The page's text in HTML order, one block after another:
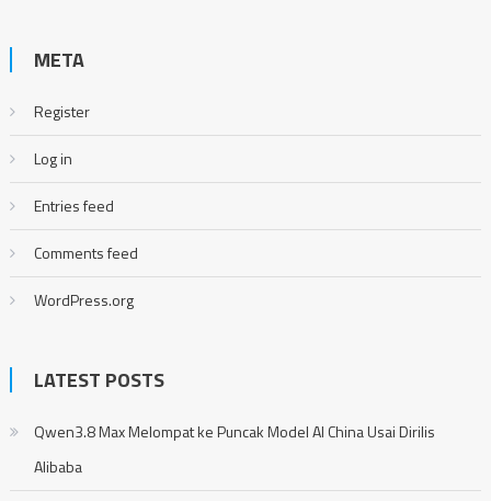
META
Register
Log in
Entries feed
Comments feed
WordPress.org
LATEST POSTS
Qwen3.8 Max Melompat ke Puncak Model AI China Usai Dirilis
Alibaba